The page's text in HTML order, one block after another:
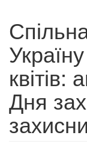
квітів:
Дня